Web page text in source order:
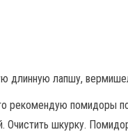
длинную лапшу,
рекомендую помидоры
Очистить шкурку.